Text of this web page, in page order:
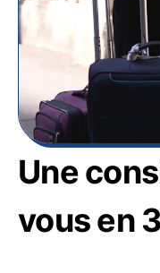
Une
vous en